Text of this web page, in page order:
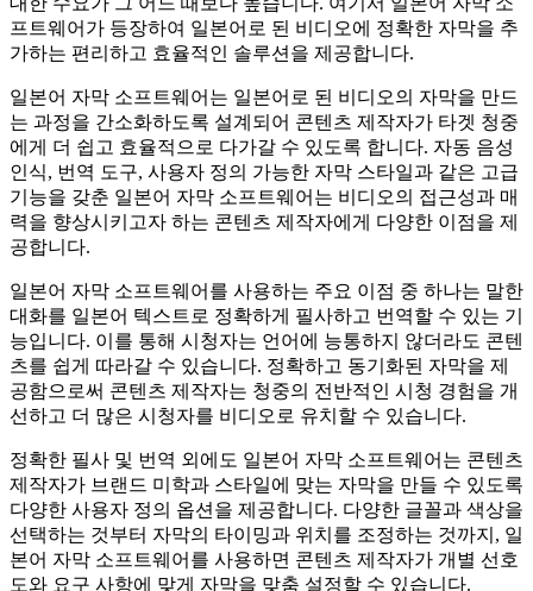
프트웨어가 등장하여 일본어로 된 비디오에 정확한 자막을 추
가하는 편리하고 효율적인 솔루션을 제공합니다.
일본어 자막 소프트웨어는 일본어로 된 비디오의 자막을 만드
는 과정을 간소화하도록 설계되어 콘텐츠 제작자가 타겟 청중
에게 더 쉽고 효율적으로 다가갈 수 있도록 합니다. 자동 음성
인식, 번역 도구, 사용자 정의 가능한 자막 스타일과 같은 고급
기능을 갖춘 일본어 자막 소프트웨어는 비디오의 접근성과 매
력을 향상시키고자 하는 콘텐츠 제작자에게 다양한 이점을 제
공합니다.
일본어 자막 소프트웨어를 사용하는 주요 이점 중 하나는 말한
대화를 일본어 텍스트로 정확하게 필사하고 번역할 수 있는 기
능입니다. 이를 통해 시청자는 언어에 능통하지 않더라도 콘텐
츠를 쉽게 따라갈 수 있습니다. 정확하고 동기화된 자막을 제
공함으로써 콘텐츠 제작자는 청중의 전반적인 시청 경험을 개
선하고 더 많은 시청자를 비디오로 유치할 수 있습니다.
정확한 필사 및 번역 외에도 일본어 자막 소프트웨어는 콘텐츠
제작자가 브랜드 미학과 스타일에 맞는 자막을 만들 수 있도록
다양한 사용자 정의 옵션을 제공합니다. 다양한 글꼴과 색상을
선택하는 것부터 자막의 타이밍과 위치를 조정하는 것까지, 일
본어 자막 소프트웨어를 사용하면 콘텐츠 제작자가 개별 선호
도와 요구 사항에 맞게 자막을 맞춤 설정할 수 있습니다.